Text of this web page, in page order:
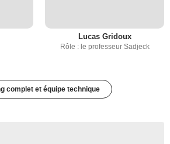
Lucas Gridoux
Rôle : le professeur Sadjeck
complet et équipe technique